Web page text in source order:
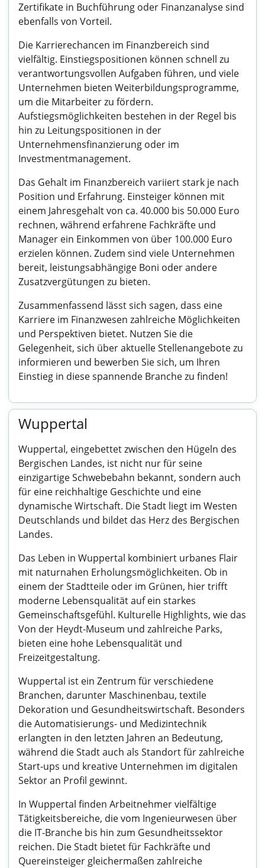
Zertifikate in Buchführung oder Finanzanalyse sind
ebenfalls von Vorteil.
Die Karrierechancen im Finanzbereich sind
vielfältig. Einstiegspositionen können schnell zu
verantwortungsvollen Aufgaben führen, und viele
Unternehmen bieten Weiterbildungsprogramme,
um die Mitarbeiter zu fördern.
Aufstiegsmöglichkeiten bestehen in der Regel bis
hin zu Leitungspositionen in der
Unternehmensfinanzierung oder im
Investmentmanagement.
Das Gehalt im Finanzbereich variiert stark je nach
Position und Erfahrung. Einsteiger können mit
einem Jahresgehalt von ca. 40.000 bis 50.000 Euro
rechnen, während erfahrene Fachkräfte und
Manager ein Einkommen von über 100.000 Euro
erzielen können. Zudem sind viele Unternehmen
bereit, leistungsabhängige Boni oder andere
Zusatzvergütungen zu bieten.
Zusammenfassend lässt sich sagen, dass eine
Karriere im Finanzwesen zahlreiche Möglichkeiten
und Perspektiven bietet. Nutzen Sie die
Gelegenheit, sich über aktuelle Stellenangebote zu
informieren und bewerben Sie sich, um Ihren
Einstieg in diese spannende Branche zu finden!
Wuppertal
Wuppertal, eingebettet zwischen den Hügeln des
Bergischen Landes, ist nicht nur für seine
einzigartige Schwebebahn bekannt, sondern auch
für eine reichhaltige Geschichte und eine
dynamische Wirtschaft. Die Stadt liegt im Westen
Deutschlands und bildet das Herz des Bergischen
Landes.
Das Leben in Wuppertal kombiniert urbanes Flair
mit naturnahen Erholungsmöglichkeiten. Ob in
einem der Stadtteile oder im Grünen, hier trifft
moderne Lebensqualität auf ein starkes
Gemeinschaftsgefühl. Kulturelle Highlights, wie das
Von der Heydt-Museum und zahlreiche Parks,
bieten eine hohe Lebensqualität und
Freizeitgestaltung.
Wuppertal ist ein Zentrum für verschiedene
Branchen, darunter Maschinenbau, textile
Dekoration und Gesundheitswirtschaft. Besonders
die Automatisierungs- und Medizintechnik
erlangten in den letzten Jahren an Bedeutung,
während die Stadt auch als Standort für zahlreiche
Start-ups und kreative Unternehmen im digitalen
Sektor an Profil gewinnt.
In Wuppertal finden Arbeitnehmer vielfältige
Tätigkeitsbereiche, die vom Ingenieurwesen über
die IT-Branche bis hin zum Gesundheitssektor
reichen. Die Stadt bietet für Fachkräfte und
Quereinsteiger gleichermaßen zahlreiche